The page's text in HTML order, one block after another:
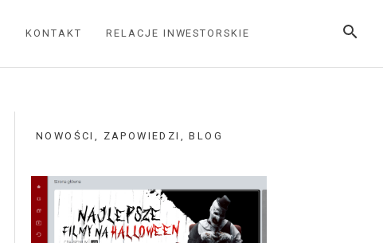
SEARCH
KONTAKT RELACJE INWESTORSKIE
NOWOŚCI, ZAPOWIEDZI, BLOG